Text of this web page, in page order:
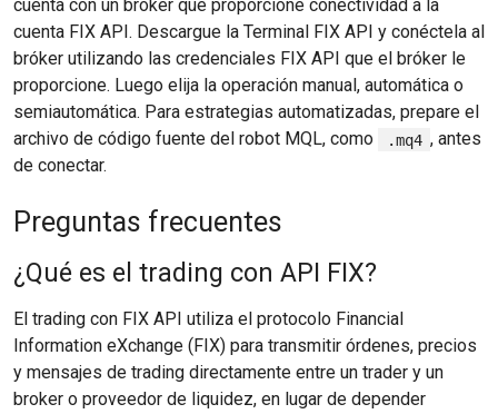
cuenta con un bróker que proporcione conectividad a la
cuenta FIX API. Descargue la Terminal FIX API y conéctela al
bróker utilizando las credenciales FIX API que el bróker le
proporcione. Luego elija la operación manual, automática o
semiautomática. Para estrategias automatizadas, prepare el
archivo de código fuente del robot MQL, como
.mq4 , antes
de conectar.
Preguntas frecuentes
¿Qué es el trading con API FIX?
El trading con FIX API utiliza el protocolo Financial
Information eXchange (FIX) para transmitir órdenes, precios
y mensajes de trading directamente entre un trader y un
broker o proveedor de liquidez, en lugar de depender